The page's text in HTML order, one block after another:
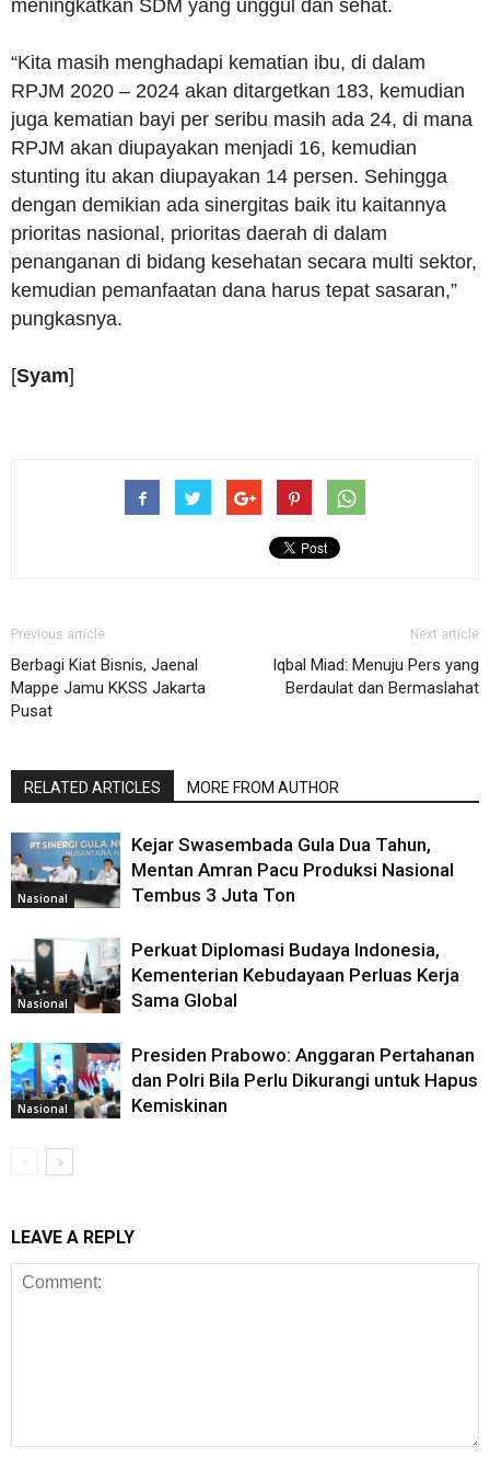
meningkatkan SDM yang unggul dan sehat.
“Kita masih menghadapi kematian ibu, di dalam
RPJM 2020 – 2024 akan ditargetkan 183, kemudian
juga kematian bayi per seribu masih ada 24, di mana
RPJM akan diupayakan menjadi 16, kemudian
stunting itu akan diupayakan 14 persen. Sehingga
dengan demikian ada sinergitas baik itu kaitannya
prioritas nasional, prioritas daerah di dalam
penanganan di bidang kesehatan secara multi sektor,
kemudian pemanfaatan dana harus tepat sasaran,”
pungkasnya.
[Syam]
Previous article
Berbagi Kiat Bisnis, Jaenal
Mappe Jamu KKSS Jakarta
Pusat
Next article
Iqbal Miad: Menuju Pers yang
Berdaulat dan Bermaslahat
RELATED ARTICLES MORE FROM AUTHOR
Nasional
Kejar Swasembada Gula Dua Tahun,
Mentan Amran Pacu Produksi Nasional
Tembus 3 Juta Ton
Nasional
Perkuat Diplomasi Budaya Indonesia,
Kementerian Kebudayaan Perluas Kerja
Sama Global
Nasional
Presiden Prabowo: Anggaran Pertahanan
dan Polri Bila Perlu Dikurangi untuk Hapus
Kemiskinan
LEAVE A REPLY